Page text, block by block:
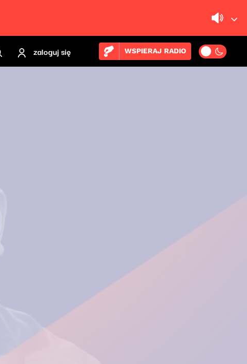
zaloguj się WSPIERAJ RADIO